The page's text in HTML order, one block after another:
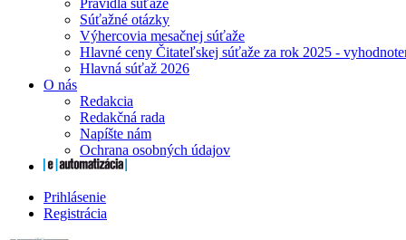
Pravidlá súťaže
Súťažné otázky
Výhercovia mesačnej súťaže
Hlavné ceny Čitateľskej súťaže za rok 2025 -
Hlavná súťaž 2026
O nás
Redakcia
Redakčná rada
Napíšte nám
Ochrana osobných údajov
Prihlásenie
Registrácia